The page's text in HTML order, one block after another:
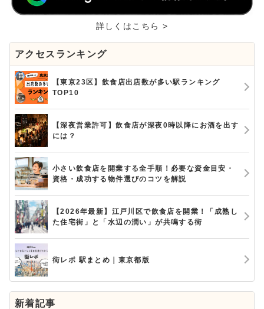
詳しくはこちら >
アクセスランキング
【東京23区】飲食店出店数が多い駅ランキング
TOP10
【深夜営業許可】飲食店が深夜0時以降にお酒を出す
には？
小さい飲食店を開業する全手順！必要な資金目安・
資格・成功する物件選びのコツを解説
【2026年最新】江戸川区で飲食店を開業！「成熟し
た住宅街」と「水辺の潤い」が共鳴する街
街レポ 駅まとめ｜東京都版
新着記事